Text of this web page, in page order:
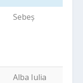
Localitate
Sebeș
Alba Iulia